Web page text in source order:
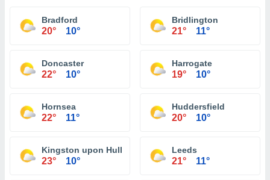
Bradford
20° 10°
Bridlington
21° 11°
Doncaster
22° 10°
Harrogate
19° 10°
Hornsea
22° 11°
Huddersfield
20° 10°
Kingston upon Hull
23° 10°
Leeds
21° 11°